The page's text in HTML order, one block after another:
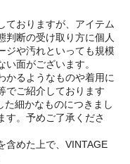
ておりますが、アイテム
判断の受け取り方に個人
ジや汚れといっても規模
面がございます。
かるようなものや着用に
でご紹介しております
た細かなものにつきまし
す。予めご了承くださ
含めた上で、VINTAGE